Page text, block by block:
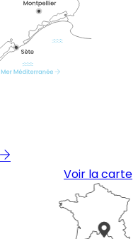
Voir la carte